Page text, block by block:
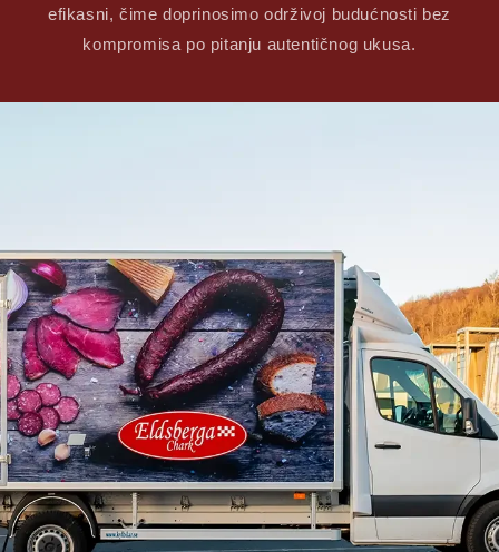
efikasni, čime doprinosimo održivoj budućnosti bez
kompromisa po pitanju autentičnog ukusa.